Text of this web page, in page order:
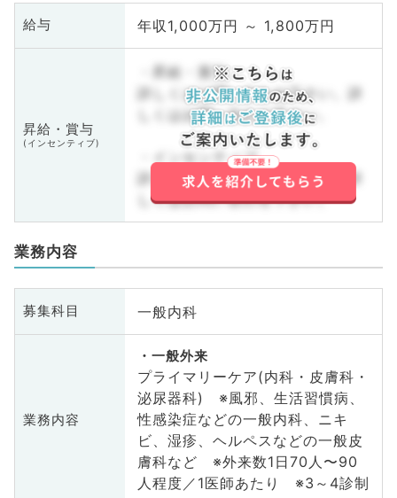
給与 年収1,000万円 ～ 1,800万円
昇給・賞与
(インセンティブ)
・昇給・賞与
詳しくはお問い合わせ下さい。詳
しくはお問い合わせ下さい。
・インセンティブ
詳しくはお問い合わせ下さい。詳
しくはお問い合わせ下さい。
業務内容
募集科目 一般内科
業務内容
一般外来
プライマリーケア(内科・皮膚科・
泌尿器科) ※風邪、生活習慣病、
性感染症などの一般内科、ニキ
ビ、湿疹、ヘルペスなどの一般皮
膚科など ※外来数1日70人〜90
人程度／1医師あたり ※3～4診制